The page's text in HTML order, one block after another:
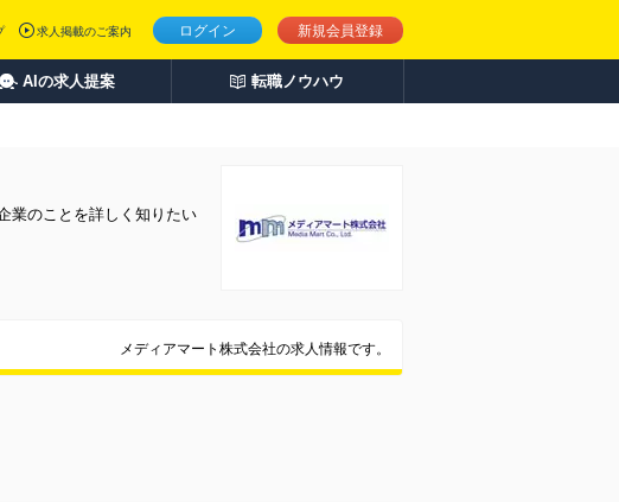
ログイン 新規会員登録
求人掲載のご案内
AIの求人提案 転職ノウハウ
業のことを詳しく知りたい
メディアマート株式会社の求人情報です。